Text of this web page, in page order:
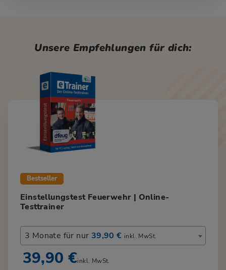
Unsere Empfehlungen für dich:
Bestseller
Einstellungstest Feuerwehr | Online-
Testtrainer
3 Monate für nur 39,90 € inkl. MwSt.
39,90 €inkl. MwSt.